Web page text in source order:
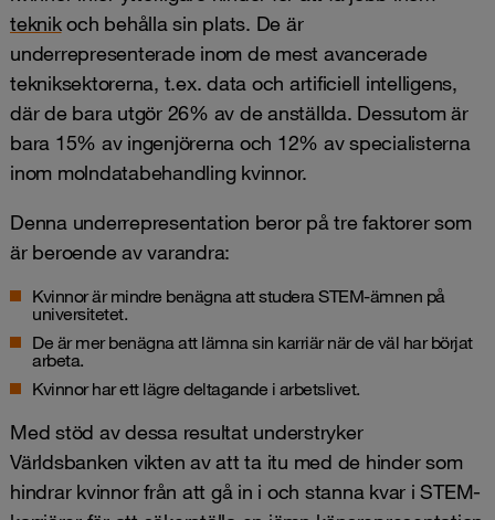
teknikoch behålla sin plats. De är
underrepresenterade inom de mest avancerade
tekniksektorerna, t.ex. data och artificiell intelligens,
där de bara utgör 26% av de anställda. Dessutom är
bara 15% av ingenjörerna och 12% av specialisterna
inom molndatabehandling kvinnor.
Denna underrepresentation beror på tre faktorer som
är beroende av varandra:
Kvinnor är mindre benägna att studera STEM-ämnen på
universitetet.
De är mer benägna att lämna sin karriär när de väl har börjat
arbeta.
Kvinnor har ett lägre deltagande i arbetslivet.
Med stöd av dessa resultat understryker
Världsbanken vikten av att ta itu med de hinder som
hindrar kvinnor från att gå in i och stanna kvar i STEM-